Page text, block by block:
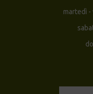
martedì -